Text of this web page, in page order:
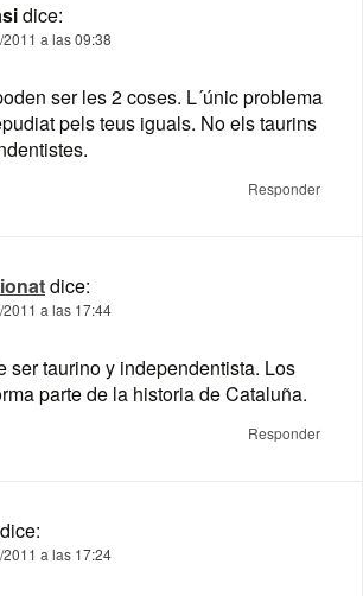
dice:
a las 09:38
ser les 2 coses. L´únic problema
pels teus iguals. No els taurins
Responder
dice:
a las 17:44
ser taurino y independentista. Los
parte de la historia de Cataluña.
Responder
dice:
a las 17:24